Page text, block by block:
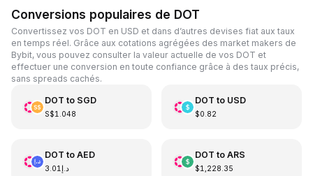
Conversions populaires de DOT
Convertissez vos DOT en USD et dans d’autres devises fiat aux taux
en temps réel. Grâce aux cotations agrégées des market makers de
Bybit, vous pouvez consulter la valeur actuelle de vos DOT et
effectuer une conversion en toute confiance grâce à des taux précis,
sans spreads cachés.
DOT to SGD
S$1.048
DOT to USD
$0.82
DOT to AED
د.إ3.01
DOT to ARS
$1,228.35